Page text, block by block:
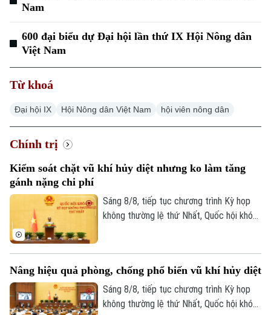
Nam
600 đại biểu dự Đại hội lần thứ IX Hội Nông dân
Việt Nam
Từ khoá
Đại hội IX Hội Nông dân Việt Nam hội viên nông dân
Chính trị
Kiểm soát chặt vũ khí hủy diệt nhưng ko làm tăng
gánh nặng chi phí
Sáng 8/8, tiếp tục chương trình Kỳ họp
không thường lệ thứ Nhất, Quốc hội khóa
đại biểu đề nghị tiếp tục hoàn thiện các
quy định theo hướng nâng cao hiệu quả
phòng ngừa, kiểm soát rủi ro, đồng thời
Nâng hiệu quả phòng, chống phổ biến vũ khí hủy diệt
Sáng 8/8, tiếp tục chương trình Kỳ họp
không thường lệ thứ Nhất, Quốc hội khóa